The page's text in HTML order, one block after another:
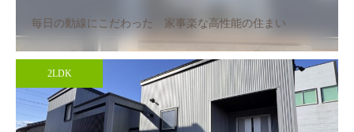
毎日の動線にこだわった 家事楽な高性能の住まい
2LDK